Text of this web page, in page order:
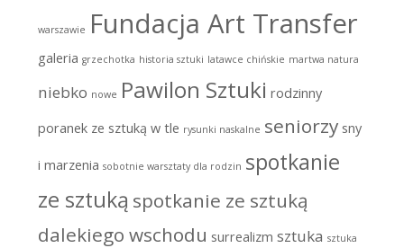
warszawie Fundacja Art Transfer
galeria grzechotka historia sztuki latawce chińskie martwa natura
niebko nowe Pawilon Sztuki rodzinny
poranek ze sztuką w tle rysunki naskalne seniorzy sny
i marzenia sobotnie warsztaty dla rodzin spotkanie
ze sztuką spotkanie ze sztuką
dalekiego wschodu surrealizm sztuka sztuka